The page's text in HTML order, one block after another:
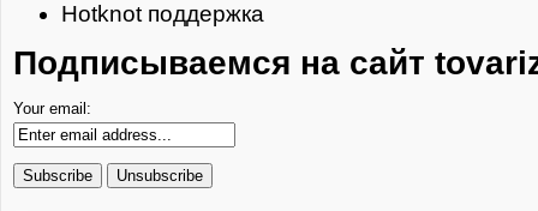
Hotknot поддержка
Подписываемся на сайт
Your email: